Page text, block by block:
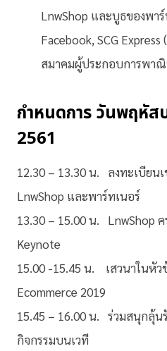
LnwShop และบูธของพา
Facebook, SCG
สมาคมผู้ประกอบการพา
กำหนดการ วันพฤหั
2561
12.30 – 13.30 น. ลงทะเบียน
LnwShop และพาร์ทเนอร์
13.30 – 15.00 น. LnwShop
Keynote
15.00 -15.45 น. เสวนาในหัว
Ecommerce 2019
15.45 – 16.00 น. ร่วมสนุกลุ้น
กิจกรรมบนเวที